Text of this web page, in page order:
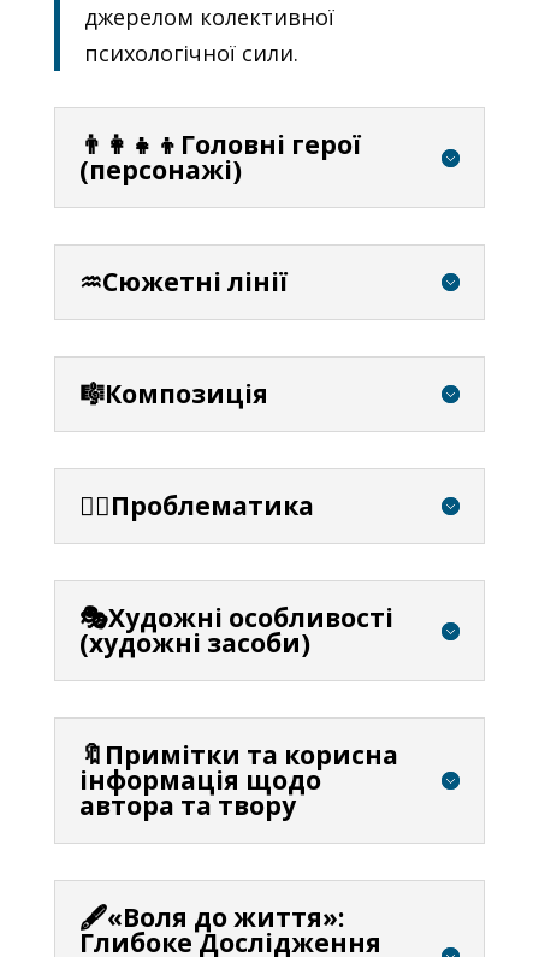
джерелом колективної
психологічної сили.
👨‍👩‍👧‍👦Головні герої
(персонажі)
♒Сюжетні лінії
🎼Композиція
⛓️‍💥Проблематика
🎭Художні особливості
(художні засоби)
🔖Примітки та корисна
інформація щодо
автора та твору
🖋️«Воля до життя»:
Глибоке Дослідження